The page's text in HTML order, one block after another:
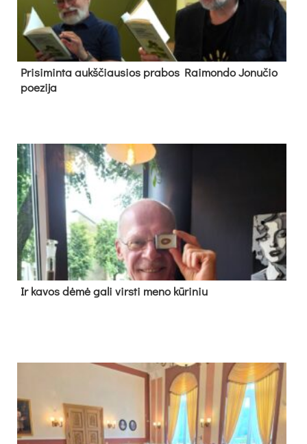
Pri­si­min­ta aukš­čiau­sios pra­bos Rai­mon­do Jo­nu­čio
poe­zi­ja
Ir ka­vos dė­mė ga­li virs­ti me­no kū­ri­niu